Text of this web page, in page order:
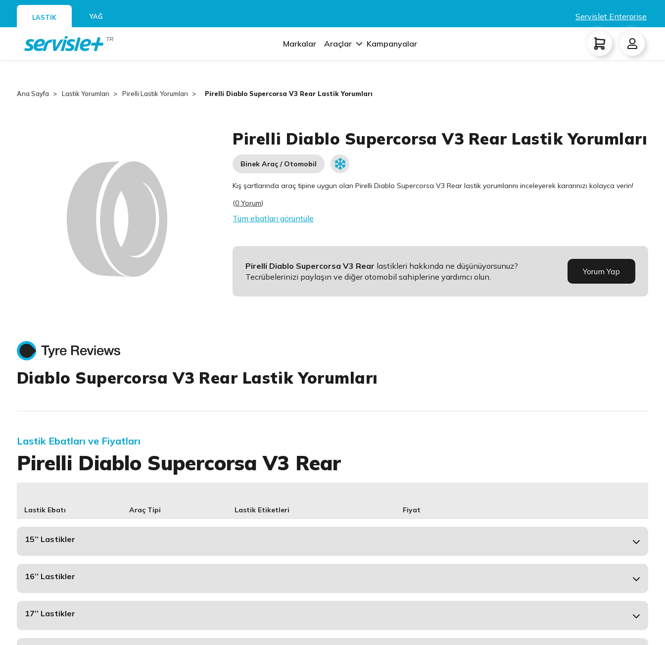
LASTİK YAĞ Servislet Enterprise
TR Markalar Araçlar Kampanyalar
Ana Sayfa Lastik Yorumları Pirelli Lastik Yorumları Pirelli Diablo Supercorsa V3 Rear Lastik Yorumları
Pirelli Diablo Supercorsa V3 Rear Lastik Yorumları
Binek Araç / Otomobil
Kış şartlarında araç tipine uygun olanPirelli Diablo Supercorsa V3 Rear lastik yorumlarını inceleyerek kararınızı kolayca verin!
(0 Yorum)
Tüm ebatları görüntüle
Pirelli Diablo Supercorsa V3 Rear lastikleri hakkında ne düşünüyorsunuz?
Tecrübelerinizi paylaşın ve diğer otomobil sahiplerine yardımcı olun.
Yorum Yap
Diablo Supercorsa V3 Rear Lastik Yorumları
Lastik Ebatları ve Fiyatları
Pirelli Diablo Supercorsa V3 Rear
Lastik Ebatı Araç Tipi Lastik Etiketleri Fiyat
15’’ Lastikler
16’’ Lastikler
17’’ Lastikler